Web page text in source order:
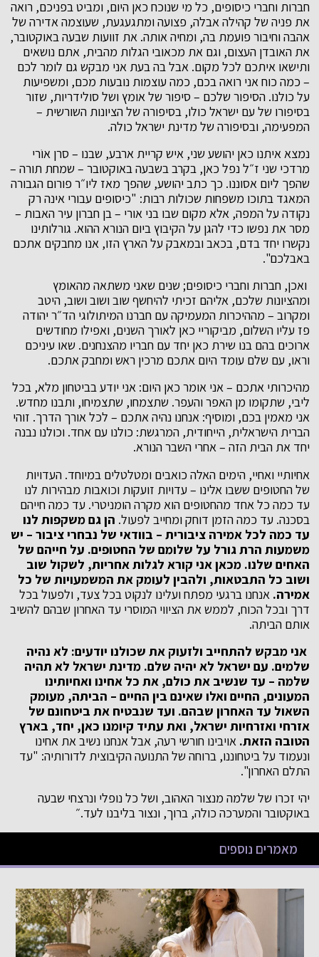
חברות וחברי כיסופים, כל מי שנוכח כאן היום, ומביט בפניכם, רואה
את פניה של קהילה אבלה, פצועה ומתגעגעת, שעוצמה אדירה של
אהבה וחיבור פועמת בה, ומחיה אותה. את זוועות שבעה באוקטובר,
את האובדן העצום, וגם את מכאובי הגלות מהבית, אתם נושאים
ותישאו איתכם לכל מקום. אבל בה בעת אני מבקש גם לומר לכם
– כמה כוח אני רואה בכם, כמה עוצמות נובעות מכם, ומשפיעות
על כולנו. הסיפור שלכם – סיפור של אומץ ושל סולידריות, שזור
בסיפורו של עם ישראל כולו, בסיפורה של הציונות השורשית –
המפעימה, ובסיפורה של מדינת ישראל כולה.
נמצא איתנו כאן יהושע שני, איש קריית ארבע, שבנו – סרן אוֹרי
מרדכי שני ז״ל נפל כאן, בקרב בשבעה באוקטובר – שמחת תורה –
שהפך ליום אסוננו. כך כתב יהושע, שהפך מאז ליו״ר פורום הגבורה
המאגד בתוכו משפחות שכולות רבות: "כיסופים עבורי אינה רק
נקודה על המפה, אלא מקום שבו בני אורי – בן חברון עיר האבות –
מסר את נפשו כדי להגן על הקיבוץ ביום הנורא ההוא. גורלותינו
נקשרו יחד בדם, בכאב ובמאבק על הארץ הזו, אנו מחבקים אתכם
באבלכם".
ואכן, חברות וחברי כיסופים; שנים שאני משתאה מהאומץ
ומהציונות שלכם, אליהם זכיתי להיחשף שוב ושוב ושוב, היטב
ומקרוב – מההיכרות המעמיקה עם חברנו המיתולוגי הד״ר יהודה
פז עליו השלום, מביקוריי כאן לאורך השנים, ואפילו מחודשים
ארוכים בהם בנו שירת כאן יחד עם חבריו מהצנחנים. שאו עיניכם
וראו, עם שלם עומד היום אתכם מרכין ראש ומחבק אתכם.
מהיכרותי אתכם – אני אומר כאן היום: אני יודע בביטחון מלא, בכל
ליבי, שתקומו מן האפר והעפר. שתצמחו, שתצמיחו, ותבנו מחדש.
אני מאמין בכם, ומוסיף: אנחנו נהיה אתכם – לכל אורך הדרך. זוהי
הברית הישראלית, הייחודית, המרגשת: כולנו עם אחד. וכולנו נבנה
יחד את הבית הזה – אחרי השבר הנורא.
אחיותיי ואחיי, הימים האלה כואבים ומטלטלים במיוחד. העדויות
של החטופים ששבו אלינו – עדויות זועקות וכואבות מבהירות לנו
עד כמה כל אחד מהחטופים הוא מקרה הומניטרי. עד כמה חייהם
בסכנה. עד כמה הזמן דוחק ומחייב לפעול. הן גם משקפות לנו
עד כמה לכל אמירה ציבורית – בוודאי של נבחרי ציבור – יש
משמעות הרת גורל על שלומם של החטופים. על חייהם של
האחים שלנו. מכאן אני קורא לגלות אחריות, לשקול שוב
ושוב כל התבטאות, ולהבין לעומק את המשמעויות של כל
אמירה. אנחנו ברגעי מפתח ועלינו לנקוט בכל צעד, ולפעול בכל
דרך ובכל הכוח, לממש את הציווי המוסרי עד האחרון שבהם להשיב
אותם הביתה.
אני מבקש להתחייב ולזעוק את שכולנו יודעים: לא נהיה
שלמים. עם ישראל לא יהיה שלם. מדינת ישראל לא תהיה
שלמה – עד שנשיב את כולם, את כל אחינו ואחיותינו
המעונים, החיים ואלו שאינם בין החיים – הביתה, מעומק
השאול עד האחרון שבהם. ועד שנבטיח את ביטחונם של
אזרחי ואזרחיות ישראל, ואת עתיד קיומנו כאן, יחד, בארץ
הטובה הזאת. אויבינו חורשי רעה, אבל אנחנו נשיב את אחינו
ונעמוד על ביטחוננו, ברוחה של התנועה הקיבוצית לדורותיה: "עד
התלם האחרון".
יהי זכרו של שלמה מנצור האהוב, ושל כל נופלי ונרצחי שבעה
באוקטובר והמערכה כולה, ברוך, ונצור בליבנו לעד.״
מאמרים נוספים